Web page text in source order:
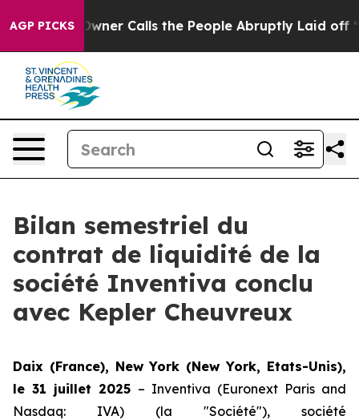
AGP PICKS
Calls the People Abruptly Laid off “Simply a
Bilan semestriel du
contrat de liquidité de la
société Inventiva conclu
avec Kepler Cheuvreux
Daix (France), New York (New York, Etats-Unis),
le 31 juillet 2025 – Inventiva (Euronext Paris and
Nasdaq: IVA) (la "Société"), société